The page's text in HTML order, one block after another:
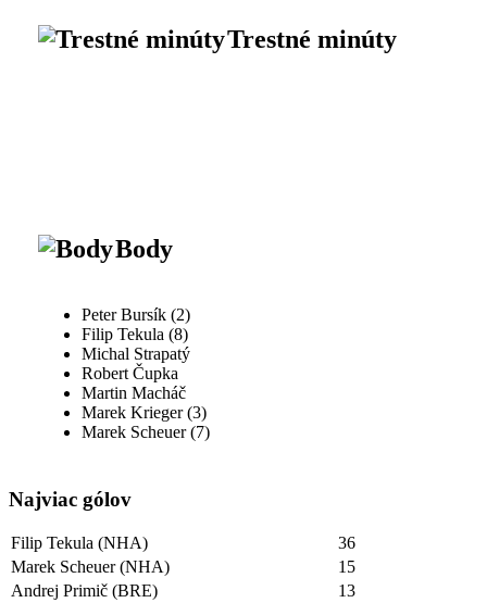
Trestné minúty
Body
Peter Bursík (2)
Filip Tekula (8)
Michal Strapatý
Robert Čupka
Martin Macháč
Marek Krieger (3)
Marek Scheuer (7)
Najviac gólov
Filip Tekula (NHA)
36
Marek Scheuer (NHA)
15
Andrej Primič (BRE)
13